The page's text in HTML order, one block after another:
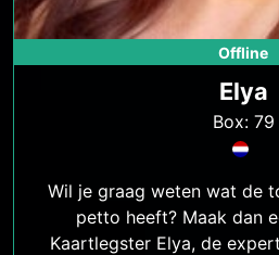
Offline
Elya
Box: 79
Wil je graag weten wat de
petto heeft? Maak dan
Kaartlegster Elya, de